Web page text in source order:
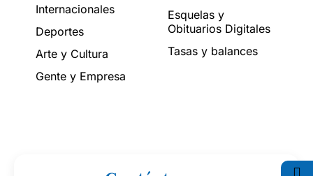
Internacionales
Deportes
Arte y Cultura
Gente y Empresa
Esquelas y
Obituarios Digitales
Tasas y balances